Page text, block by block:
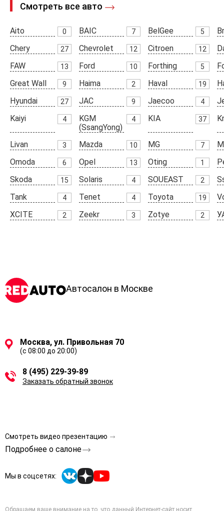
Смотреть все авто
Aito 0 BAIC 7 BelGee 5
Chery
27 Chevrolet 12 Citroen 12
FAW
13 Ford 10 Forthing 5
Great Wall
9 Haima 2 Haval 19
Hyundai
27 JAC 9 Jaecoo 4
Kaiyi
4
KGM
(SsangYong)
4 KIA 37
Livan 3 Mazda 10 MG 7
Omoda
6 Opel 13 Oting 1
Skoda
15 Solaris 4 SOUEAST 2
Tank
4 Tenet 4 Toyota 19
XCITE
2 Zeekr 3 Zotye 2
Автосалон в Москве
Москва, ул. Привольная 70
(с 08:00 до 20:00)
8 (495) 229-39-89
Заказать обратный звонок
Смотреть видео презентацию
Подробнее о салоне
Мы в соцсетях:
Обращаем ваше внимание на то, что данный Интернет-сайт носит